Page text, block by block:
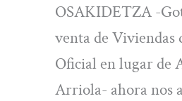
OSAKIDETZA -
venta de Viviendas
Oficial en lugar de
Arriola- ahora nos